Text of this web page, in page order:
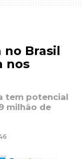
no Brasil
nos
tem potencial
milhão de